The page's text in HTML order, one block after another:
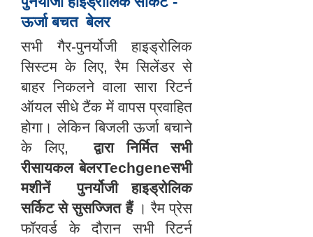
ऊर्जा बचतबेलर
सभी गैर-पुनर्योजी हाइड्रोलिक
सिस्टम के लिए, रैम सिलेंडर से
बाहर निकलने वाला सारा रिटर्न
ऑयल सीधे टैंक में वापस प्रवाहित
होगा। लेकिन बिजली ऊर्जा बचाने
के लिए,द्वारा निर्मित सभी
रीसायकल बेलरTechgeneसभी
मशीनें
पुनर्योजी हाइड्रोलिक
सर्किट से सुसज्जित हैं। रैम प्रेस
फॉरवर्ड के दौरान सभी रिटर्न